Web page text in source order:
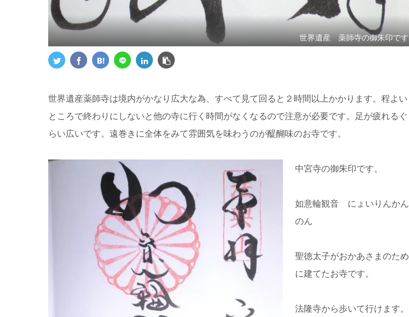
世界遺産 薬師寺の御朱印です
世界遺産薬師寺は境内がかなり広大な為、すべて見て回ると２時間以上かかります。程よい
ところで終わりにしないと他の寺に行く時間がなくなるので注意が必要です。足が疲れるぐ
らい広いです。遠巻きに全体をみて雰囲気を味わうのが醍醐味のお寺です。
中宮寺の御朱印です。
如意輪観音 にょいりんかん
のん
聖徳太子がおかあさまのため
に建てたお寺です。
法隆寺から歩いて行けます。